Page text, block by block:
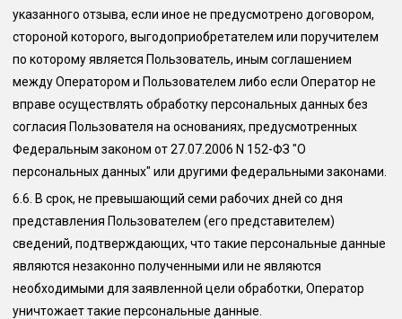
указанного отзыва, если иное не предусмотрено договором,
стороной которого, выгодоприобретателем или поручителем
по которому является Пользователь, иным соглашением
между Оператором и Пользователем либо если Оператор не
вправе осуществлять обработку персональных данных без
согласия Пользователя на основаниях, предусмотренных
Федеральным законом от 27.07.2006 N 152-ФЗ "О
персональных данных" или другими федеральными законами.
6.6. В срок, не превышающий семи рабочих дней со дня
представления Пользователем (его представителем)
сведений, подтверждающих, что такие персональные данные
являются незаконно полученными или не являются
необходимыми для заявленной цели обработки, Оператор
уничтожает такие персональные данные.